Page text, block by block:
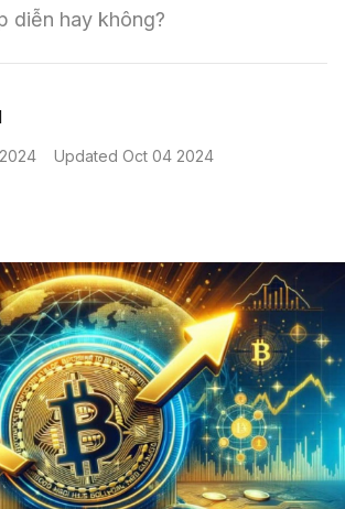
Đầu Tư
Tư
Đồ Giá
diễn hay không?
Updated Oct 04 2024